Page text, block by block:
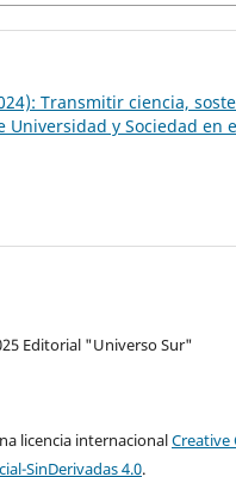
Transmitir ciencia,
Universidad y Sociedad en
Editorial "Universo Sur"
licencia internacionalCreative
SinDerivadas 4.0.